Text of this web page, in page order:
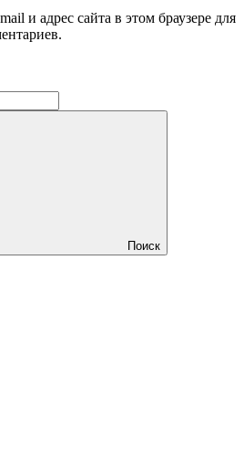
и адрес сайта в этом браузере для
Поиск